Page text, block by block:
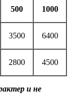
500 1000
3500 6400
2800 4500
и не